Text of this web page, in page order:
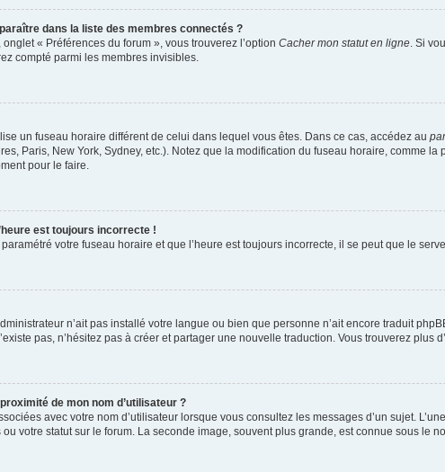
dans la liste des membres connectés ?
« Préférences du forum », vous trouverez l’option Cacher mon statut en ligne . Si
compté parmi les membres invisibles.
un fuseau horaire différent de celui dans lequel vous êtes. Dans ce cas, accédez au
Paris, New York, Sydney, etc.). Notez que la modification du fuseau horaire, comme
pour le faire.
est toujours incorrecte !
votre fuseau horaire et que l’heure est toujours incorrecte, il se peut que le
n’ait pas installé votre langue ou bien que personne n’ait encore traduit
pas, n’hésitez pas à créer et partager une nouvelle traduction. Vous trouverez plus
de mon nom d’utilisateur ?
avec votre nom d’utilisateur lorsque vous consultez les messages d’un sujet.
votre statut sur le forum. La seconde image, souvent plus grande, est connue sous le